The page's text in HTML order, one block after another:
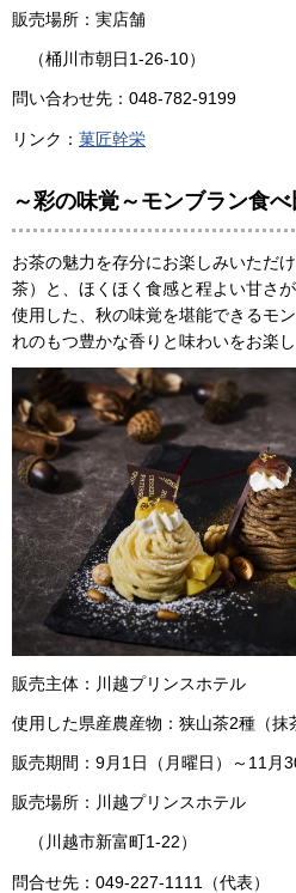
販売場所：実店舗
（桶川市朝日1-26-10）
問い合わせ先：048-782-9199
リンク： 菓匠幹栄
～彩の味覚～モンブラン食
お茶の魅力を存分にお楽しみいただ
茶）と、ほくほく食感と程よい甘さ
使用した、秋の味覚を堪能できるモ
れのもつ豊かな香りと味わいをお楽し
販売主体：川越プリンスホテル
使用した県産農産物：狭山茶2種（抹
販売期間：9月1日（月曜日）～11月
販売場所：川越プリンスホテル
（川越市新富町1-22）
問合せ先：049-227-1111（代表）